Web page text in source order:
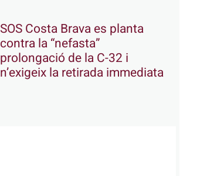
SOS Costa Brava es planta
contra la “nefasta”
prolongació de la C-32 i
n’exigeix la retirada immediata